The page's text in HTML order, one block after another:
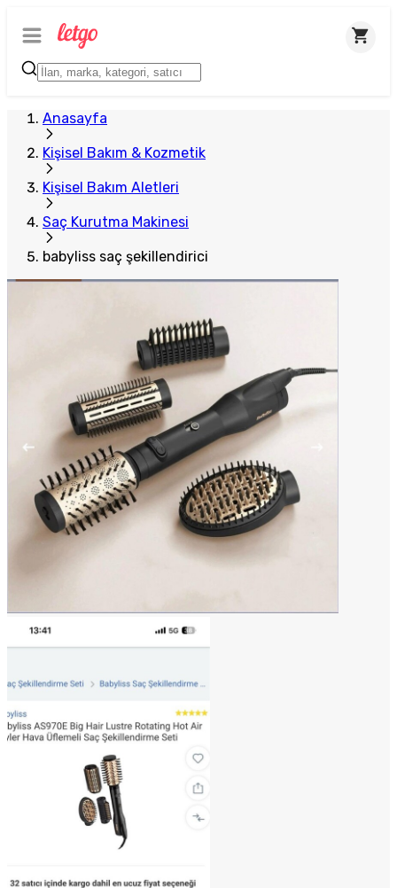
Anasayfa
Kişisel Bakım & Kozmetik
Kişisel Bakım Aletleri
Saç Kurutma Makinesi
babyliss saç şekillendirici